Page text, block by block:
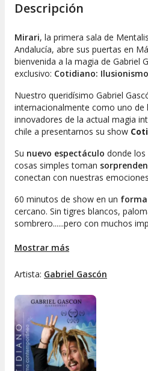
Descripción
Mirari, la primera sala de
Andalucía, abre sus puertas en
bienvenida a la magia de Gabriel
exclusivo: Cotidiano:
Nuestro queridísimo Gabriel
internacionalmente como uno de
innovadores de la actual magia
chile a presentarnos su show
Su nuevo espectáculo donde los
cosas simples toman
conectan con nuestras
60 minutos de show en un
cercano. Sin tigres blancos,
sombrero......pero con muchos
instante presente.
Un show lleno de cosas que no
contarte, para que vengas, te
llores o lo vivas como te dé la
Cotidiano.
Ve a vivir esta experiencia en un
exclusivamente para sentir
La calidez de susluces
Mostrar más
Artista: Gabriel Gascón